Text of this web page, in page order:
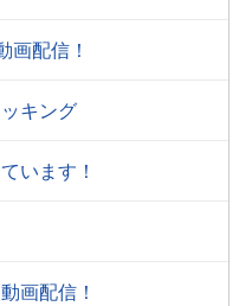
画配信！
キング
います！
画配信！